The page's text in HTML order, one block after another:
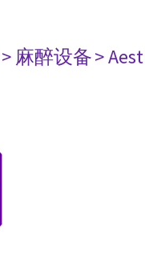
> 麻醉设备>